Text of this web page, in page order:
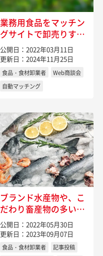
業務用食品をマッチン
グサイトで卸売りする
には
公開日：2022年03月11日
更新日：2024年11月25日
食品・食材卸業者
Web商談会
自動マッチング
ブランド水産物や、こ
だわり畜産物の多い大
分県
公開日：2022年05月30日
更新日：2023年09月07日
食品・食材卸業者 記事投稿